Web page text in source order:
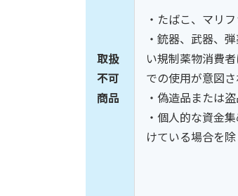
取扱
不可
商品
・たばこ、マリ
・銃器、武器、
い規制薬物消費
での使用が意図
・偽造品または
・個人的な資金
けている場合を除